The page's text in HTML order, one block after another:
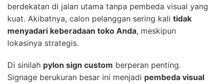
berdekatan di jalan utama tanpa pembeda visual yang
kuat. Akibatnya, calon pelanggan sering kali tidak
menyadari keberadaan toko Anda, meskipun
lokasinya strategis.
Di sinilah pylon sign custom berperan penting.
Signage berukuran besar ini menjadi pembeda visual